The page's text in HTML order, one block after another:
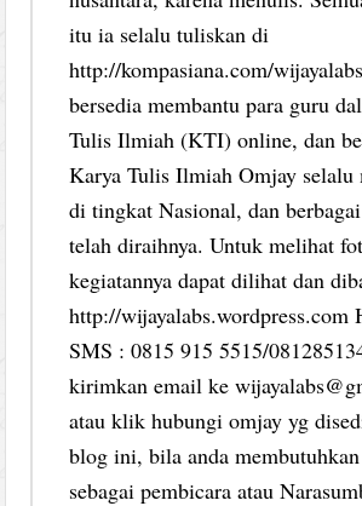
itu ia selalu tuliskan di
http://kompasiana.com/
bersedia membantu para guru
Tulis Ilmiah (KTI) online, dan
Karya Tulis Ilmiah Omjay selalu
di tingkat Nasional, dan
telah diraihnya. Untuk melihat
kegiatannya dapat dilihat dan
http://wijayalabs.wordpress.com
SMS : 0815 915 5515/
kirimkan email ke
atau klik hubungi omjay yg
blog ini, bila anda
sebagai pembicara atau